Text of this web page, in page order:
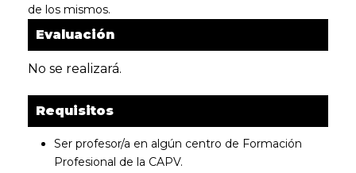
de los mismos.
Evaluación
No se realizará.
Requisitos
Ser profesor/a en algún centro de Formación
Profesional de la CAPV.